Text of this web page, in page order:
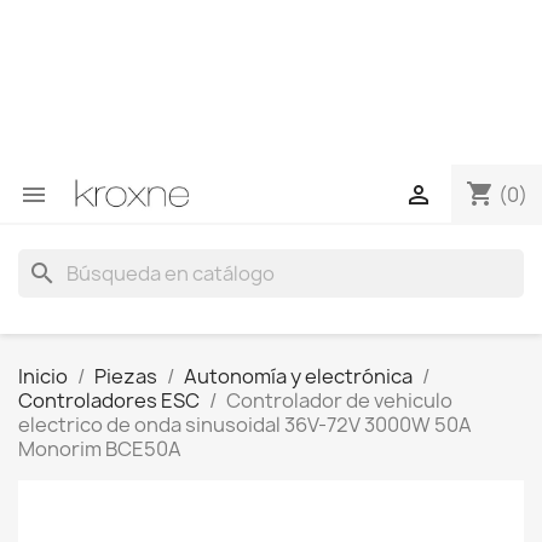
 shopping_cart (0)

search
Inicio Piezas
Autonomía y electrónica
Controladores ESC
Controlador de vehiculo
electrico de onda sinusoidal 36V-72V 3000W 50A
Monorim BCE50A